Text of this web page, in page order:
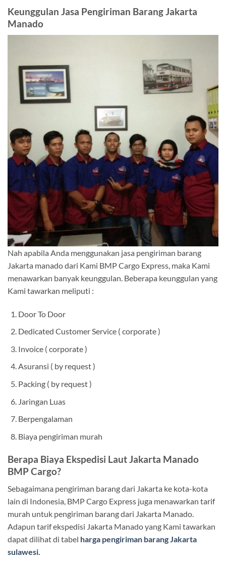
Keunggulan Jasa Pengiriman Barang Jakarta
Manado
Nah apabila Anda menggunakan jasa pengiriman barang
Jakarta manado dari Kami BMP Cargo Express, maka Kami
menawarkan banyak keunggulan. Beberapa keunggulan yang
Kami tawarkan meliputi :
Door To Door
Dedicated Customer Service ( corporate )
Invoice ( corporate )
Asuransi ( by request )
Packing ( by request )
Jaringan Luas
Berpengalaman
Biaya pengiriman murah
Berapa Biaya Ekspedisi Laut Jakarta Manado
BMP Cargo?
Sebagaimana pengiriman barang dari Jakarta ke kota-kota
lain di Indonesia, BMP Cargo Express juga menawarkan tarif
murah untuk pengiriman barang dari Jakarta Manado.
Adapun tarif ekspedisi Jakarta Manado yang Kami tawarkan
dapat dilihat di tabel harga pengiriman barang Jakarta
sulawesi.